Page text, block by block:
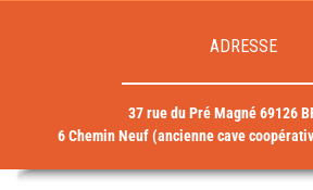
ADRESSE
37 rue du Pré Magné 69126
6 Chemin Neuf (ancienne cave